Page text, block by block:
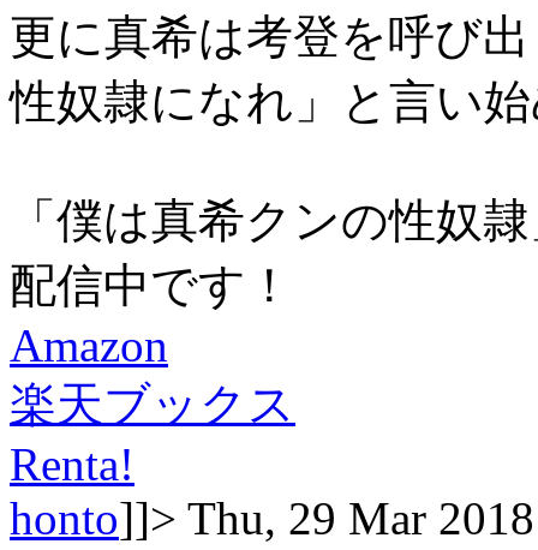
更に真希は考登を呼び
性奴隷になれ」と言い
「僕は真希クンの性奴
配信中です！
Amazon
楽天ブックス
Renta!
honto]]> Thu, 29 Mar